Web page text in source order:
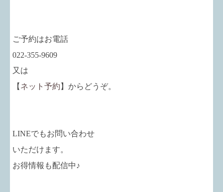
ご予約はお電話
022-355-9609
又は
【 ネット予約 】からどうぞ。
LINEでもお問い合わせ
いただけます。
お得情報も配信中♪